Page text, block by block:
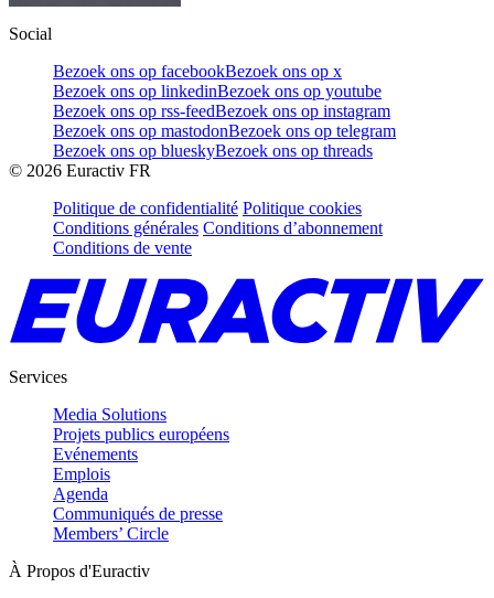
Social
Bezoek ons op facebookBezoek ons op x
Bezoek ons op linkedinBezoek ons op youtube
Bezoek ons op rss-feedBezoek ons op instagram
Bezoek ons op mastodonBezoek ons op telegram
Bezoek ons op blueskyBezoek ons op threads
© 2026 Euractiv FR
Politique de confidentialité Politique cookies
Conditions générales Conditions d’abonnement
Conditions de vente
Services
Media Solutions
Projets publics européens
Evénements
Emplois
Agenda
Communiqués de presse
Members’ Circle
À Propos d'Euractiv